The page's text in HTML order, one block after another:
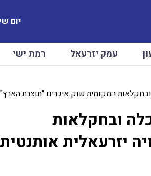
יום שישי
עמק יזרעאל רמת ישי
המקומית:שוק איכרים "תוצרת הארץ" –
ובחקלאות
יזרעאלית אותנטית